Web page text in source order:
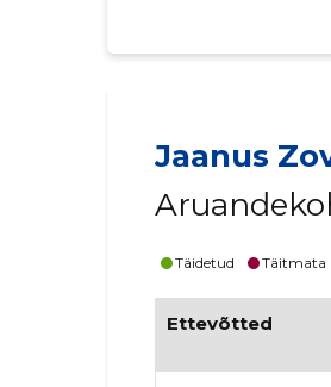
Jaanus
Täidetud Täitmata
Ettevõtted